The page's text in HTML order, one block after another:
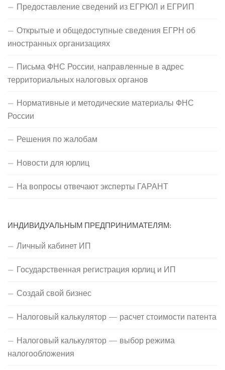
Предоставление сведений из ЕГРЮЛ и ЕГРИП
Открытые и общедоступные сведения ЕГРН об
иностранных организациях
Письма ФНС России, направленные в адрес
территориальных налоговых органов
Нормативные и методические материалы ФНС
России
Решения по жалобам
Новости для юрлиц
На вопросы отвечают эксперты ГАРАНТ
ИНДИВИДУАЛЬНЫМ ПРЕДПРИНИМАТЕЛЯМ:
Личный кабинет ИП
Государственная регистрация юрлиц и ИП
Создай свой бизнес
Налоговый калькулятор — расчет стоимости патента
Налоговый калькулятор — выбор режима
налогообложения